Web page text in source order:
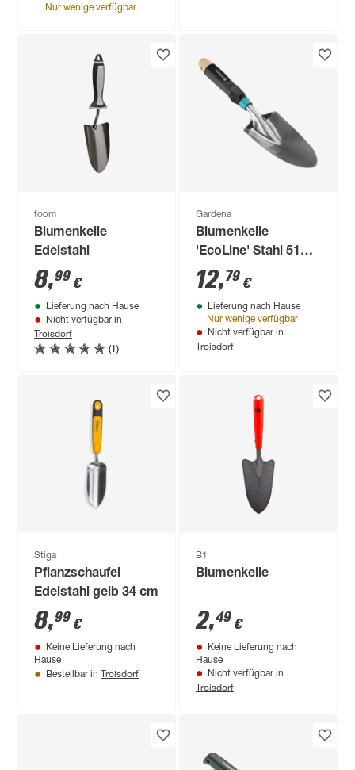
Nur wenige verfügbar
toom
Blumenkelle
Edelstahl
8,99 €
Lieferung nach Hause
Nicht verfügbar in
Troisdorf
(1)
Gardena
Blumenkelle
'EcoLine' Stahl 51
cm
12,79 €
Lieferung nach Hause
Nur wenige verfügbar
Nicht verfügbar in
Troisdorf
Stiga
Pflanzschaufel
Edelstahl gelb 34 cm
8,99 €
Keine Lieferung nach
Hause
Bestellbar in Troisdorf
B1
Blumenkelle
2,49 €
Keine Lieferung nach
Hause
Nicht verfügbar in
Troisdorf